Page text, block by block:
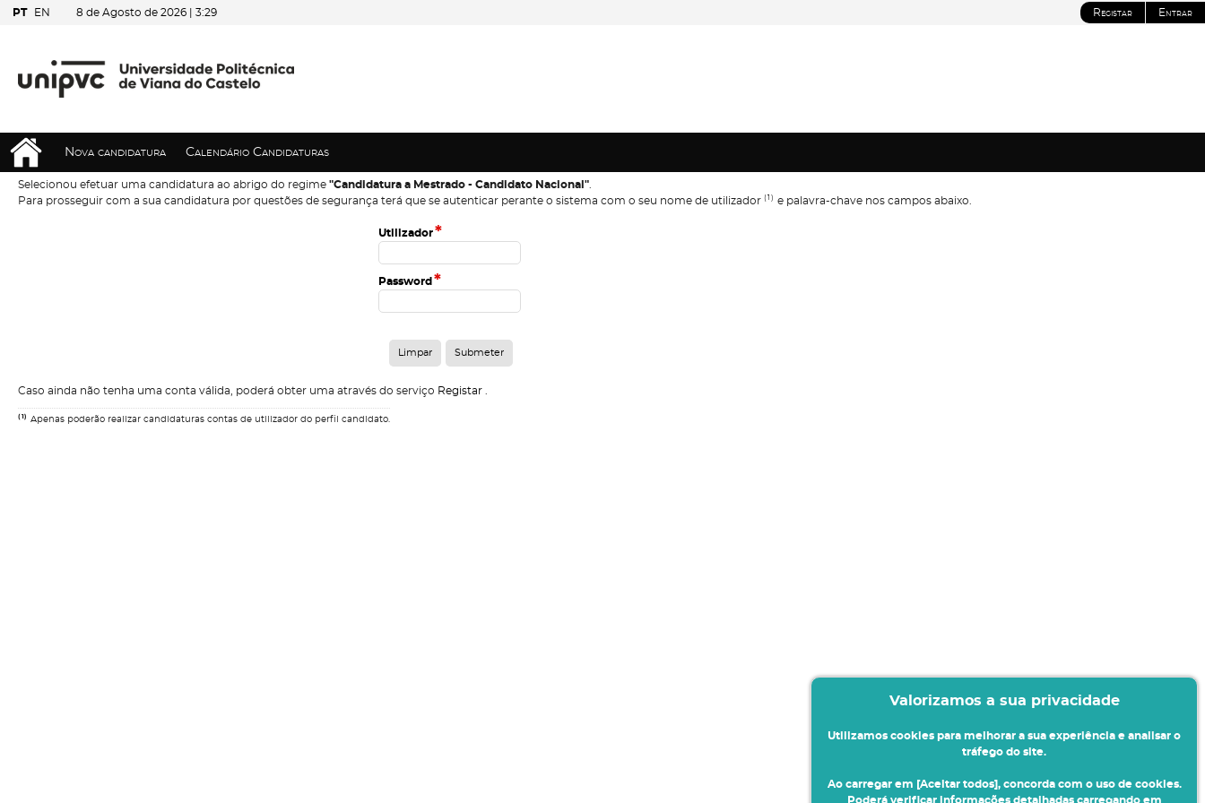
PT EN 8 de Agosto de 2026 | 3:29 Registar Entrar
Nova candidatura Calendário Candidaturas
Selecionou efetuar uma candidatura ao abrigo do regime "Candidatura a Mestrado - Candidato Nacional"
Para prosseguir com a sua candidatura por questões de segurança terá que se autenticar perante o sistema com o seu nome de utilizador (1) e palavra-chave nos campos abaixo.
Utilizador*
Password *
Caso ainda não tenha uma conta válida, poderá obter uma através do serviço Registar
(1) Apenas poderão realizar candidaturas contas de utilizador do perfil candidato.
Valorizamos a sua privacidade
Utilizamos cookies para melhorar a sua experiência e analisar o
tráfego do site.
Ao carregar em [Aceitar todos], concorda com o uso de cookies.
Poderá verificar informações detalhadas carregando em